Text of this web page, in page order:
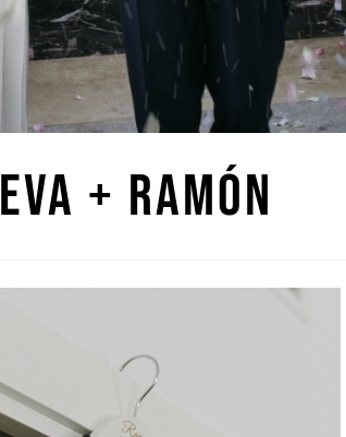
Eva + Ramón